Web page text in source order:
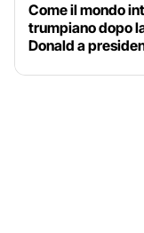
Come il mondo
trumpiano dopo
Donald a